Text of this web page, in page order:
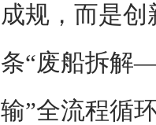
成规，而是
条“废船拆解
输”全流程循